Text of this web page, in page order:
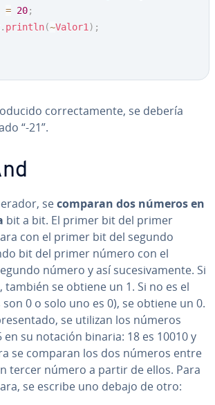
= 20;
. println(~Valor1 ) ;
co­rre­c­ta­me­n­te, se debería
“-21”.
secomparan dos números en
bit a bit. El primer bit del primer
con el primer bit del segundo
bit del primer número con el
número y así su­ce­si­va­me­n­te. Si
también se obtiene un 1. Si no es el
0 o solo uno es 0), se obtiene un 0.
se utilizan los números
en su notación binaria: 18 es 10010 y
se comparan los dos números entre
tercer número a partir de ellos. Para
se escribe uno debajo de otro: